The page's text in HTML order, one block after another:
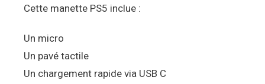
Cette manette PS5 inclue :
Un micro
Un pavé tactile
Un chargement rapide via USB C